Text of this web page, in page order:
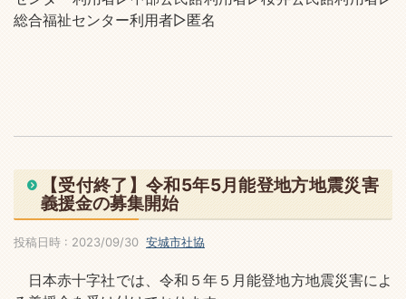
総合福祉センター利用者▷匿名
【受付終了】令和5年5月能登地方地震災害
義援金の募集開始
投稿日時 : 2023/09/30 安城市社協
日本赤十字社では、令和５年５月能登地方地震災害によ